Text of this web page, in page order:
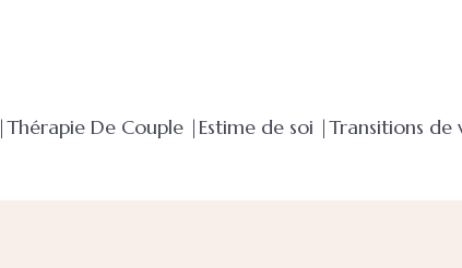
Thérapie De Couple |Estime de soi |Transitions de